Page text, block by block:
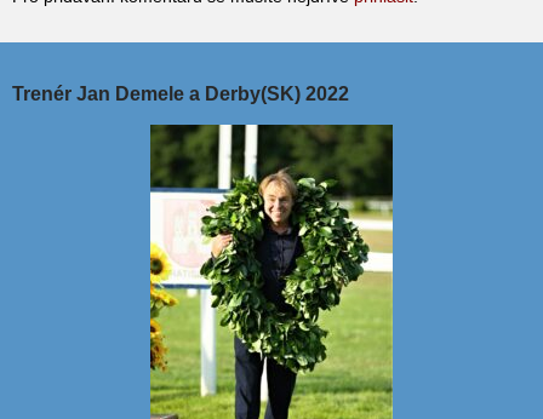
Trenér Jan Demele a Derby(SK) 2022